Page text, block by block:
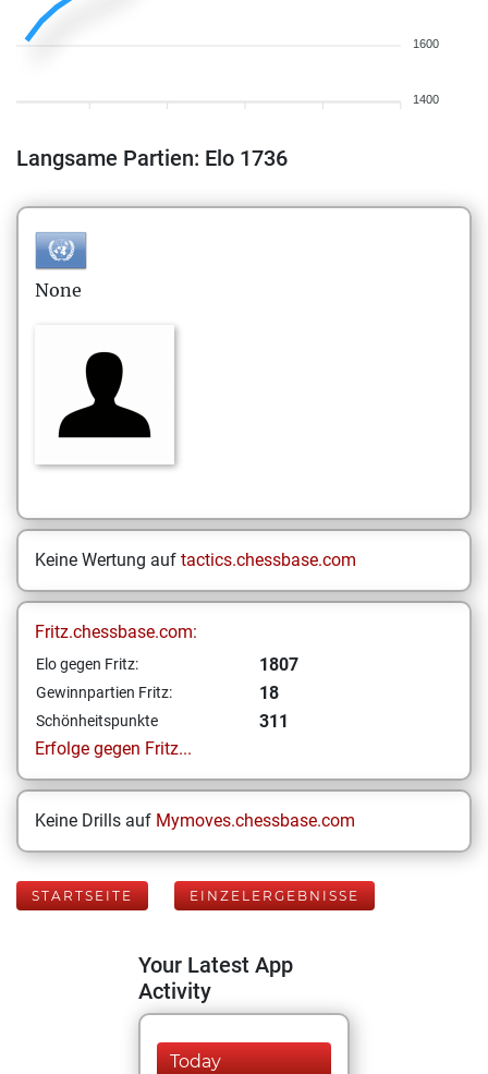
1600
1400
Langsame Partien: Elo 1736
None
Keine Wertung auf tactics.chessbase.com
Fritz.chessbase.com:
Elo gegen Fritz: 1807
Gewinnpartien Fritz: 18
Schönheitspunkte
311
Erfolge gegen Fritz...
Keine Drills auf Mymoves.chessbase.com
STARTSEITE EINZELERGEBNISSE
Your Latest App
Activity
Today